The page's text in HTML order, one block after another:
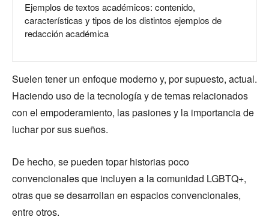
Ejemplos de textos académicos: contenido,
características y tipos de los distintos ejemplos de
redacción académica
Suelen tener un enfoque moderno y, por supuesto, actual.
Haciendo uso de la tecnología y de temas relacionados
con el empoderamiento, las pasiones y la importancia de
luchar por sus sueños.
De hecho, se pueden topar historias poco
convencionales que incluyen a la comunidad LGBTQ+,
otras que se desarrollan en espacios convencionales,
entre otros.